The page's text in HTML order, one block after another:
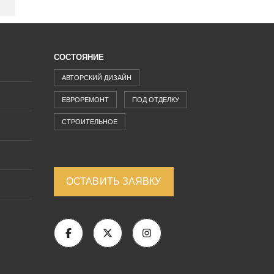
СОСТОЯНИЕ
АВТОРСКИЙ ДИЗАЙН
ЕВРОРЕМОНТ ПОД ОТДЕЛКУ
СТРОИТЕЛЬНОЕ
ОСТАВИТЬ ЗАЯВКУ